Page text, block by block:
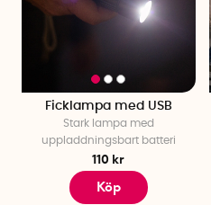
Ficklampa med USB
Stark lampa med
uppladdningsbart batteri
110 kr
Köp